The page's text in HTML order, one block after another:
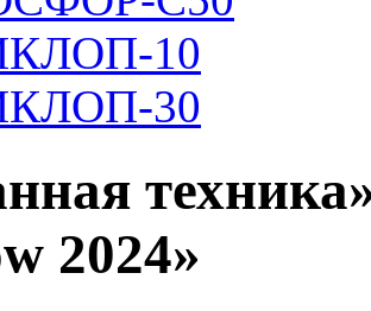
10
30
2024»